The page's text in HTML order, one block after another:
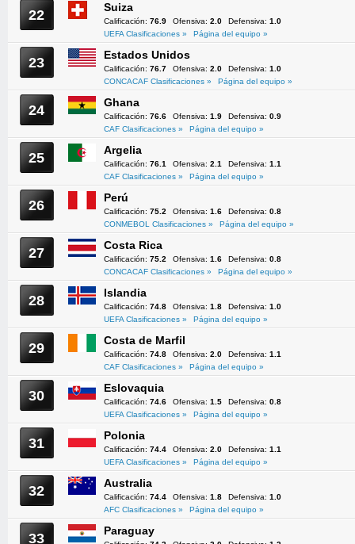
22 Suiza
Calificación: 76.9 Ofensiva: 2.0 Defensiva: 1.0
UEFA Clasificaciones »
Página del equipo »
23 Estados Unidos
Calificación: 76.7 Ofensiva: 2.0 Defensiva: 1.0
CONCACAF Clasificaciones »
Página del equipo »
24 Ghana
Calificación: 76.6 Ofensiva: 1.9 Defensiva: 0.9
CAF Clasificaciones »
Página del equipo »
25 Argelia
Calificación: 76.1 Ofensiva: 2.1 Defensiva: 1.1
CAF Clasificaciones »
Página del equipo »
26 Perú
Calificación: 75.2 Ofensiva: 1.6 Defensiva: 0.8
CONMEBOL Clasificaciones »
Página del equipo »
27 Costa Rica
Calificación: 75.2 Ofensiva: 1.6 Defensiva: 0.8
CONCACAF Clasificaciones »
Página del equipo »
28 Islandia
Calificación: 74.8 Ofensiva: 1.8 Defensiva: 1.0
UEFA Clasificaciones »
Página del equipo »
29 Costa de Marfil
Calificación: 74.8 Ofensiva: 2.0 Defensiva: 1.1
CAF Clasificaciones »
Página del equipo »
30 Eslovaquia
Calificación: 74.6 Ofensiva: 1.5 Defensiva: 0.8
UEFA Clasificaciones »
Página del equipo »
31 Polonia
Calificación: 74.4 Ofensiva: 2.0 Defensiva: 1.1
UEFA Clasificaciones »
Página del equipo »
32 Australia
Calificación: 74.4 Ofensiva: 1.8 Defensiva: 1.0
AFC Clasificaciones »
Página del equipo »
33 Paraguay